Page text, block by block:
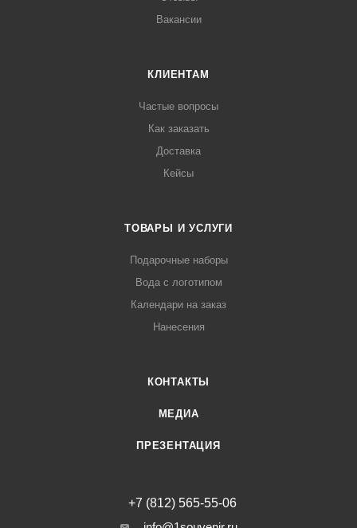
Вакансии
КЛИЕНТАМ
Частые вопросы
Как заказать
Доставка
Кейсы
ТОВАРЫ И УСЛУГИ
Подарочные наборы
Вода с логотипом
Календари на заказ
Нанесения
КОНТАКТЫ
МЕДИА
ПРЕЗЕНТАЦИЯ
+7 (812) 565-55-06